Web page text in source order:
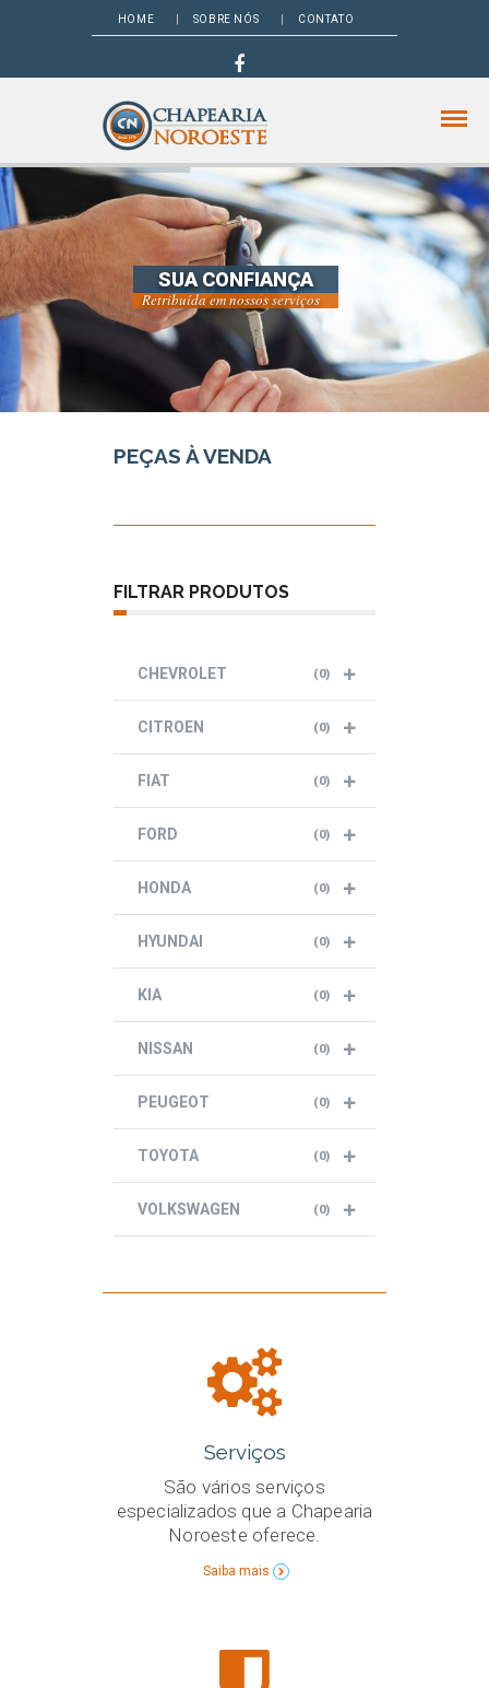
HOME SOBRE NÓS CONTATO
SUA CONFIANÇA
Retribuída em nossos serviços
PEÇAS À VENDA
FILTRAR PRODUTOS
CHEVROLET (0)
CITROEN (0)
FIAT (0)
FORD (0)
HONDA (0)
HYUNDAI (0)
KIA (0)
NISSAN (0)
PEUGEOT (0)
TOYOTA (0)
VOLKSWAGEN (0)
Serviços
São vários serviços
especializados que a Chapearia
Noroeste oferece.
Saiba mais